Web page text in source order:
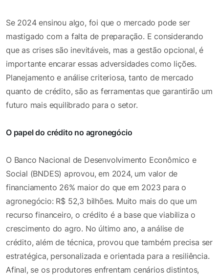
Se 2024 ensinou algo, foi que o mercado pode ser
mastigado com a falta de preparação. E considerando
que as crises são inevitáveis, mas a gestão opcional, é
importante encarar essas adversidades como lições.
Planejamento e análise criteriosa, tanto de mercado
quanto de crédito, são as ferramentas que garantirão um
futuro mais equilibrado para o setor.
O papel do crédito no agronegócio
O Banco Nacional de Desenvolvimento Econômico e
Social (BNDES) aprovou, em 2024, um valor de
financiamento 26% maior do que em 2023 para o
agronegócio: R$ 52,3 bilhões. Muito mais do que um
recurso financeiro, o crédito é a base que viabiliza o
crescimento do agro. No último ano, a análise de
crédito, além de técnica, provou que também precisa ser
estratégica, personalizada e orientada para a resiliência.
Afinal, se os produtores enfrentam cenários distintos,